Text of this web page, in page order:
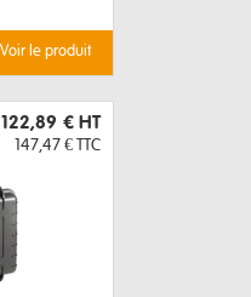
voir le produit
122,89 € HT
147,47 € TTC